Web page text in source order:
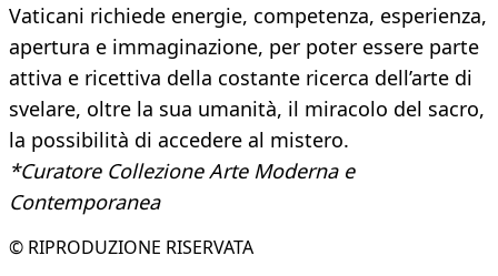
Vaticani richiede energie, competenza, esperienza,
apertura e immaginazione, per poter essere parte
attiva e ricettiva della costante ricerca dell’arte di
svelare, oltre la sua umanità, il miracolo del sacro,
la possibilità di accedere al mistero.
*Curatore Collezione Arte Moderna e
Contemporanea
© RIPRODUZIONE RISERVATA